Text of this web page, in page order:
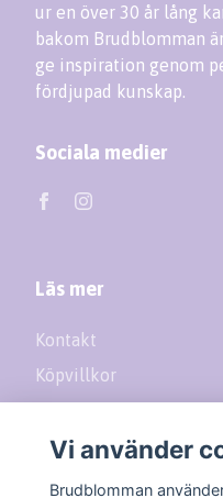
ur en över 30 år lång
bakom Brudblomman
ge inspiration genom
fördjupad kunskap.
Sociala medier
Läs mer
Kontakt
Köpvillkor
Prenumerera på vårt
Vi använder
Brudblomman